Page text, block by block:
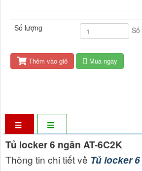
Số lượng
Thêm vào giỏ Mua ngay
Tủ locker 6 ngăn AT-6C2K
Thông tin chi tiết về Tủ locker